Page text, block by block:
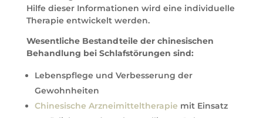
Hilfe dieser Informationen wird eine individuelle
Therapie entwickelt werden.
Wesentliche Bestandteile der chinesischen
Behandlung bei Schlafstörungen sind:
Lebenspflege und Verbesserung der
Gewohnheiten
Chinesische Arzneimitteltherapie mit Einsatz